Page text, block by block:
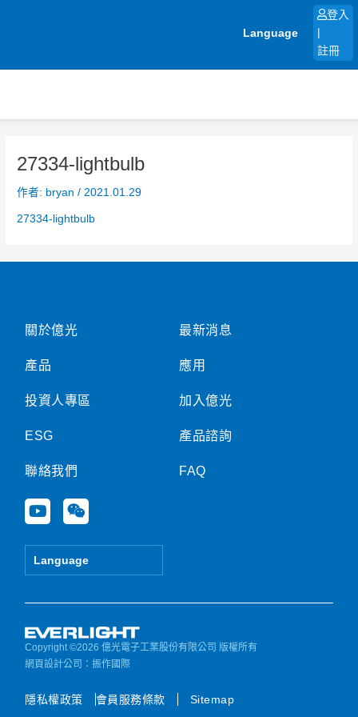
Language
登入
註冊
27334-lightbulb
作者: bryan/ 2021.01.29
27334-lightbulb
關於億光
產品
投資人專區
ESG
聯絡我們
Y
o
u
e
W
e
i
Language
最新消息
應用
加入億光
產品諮詢
FAQ
Copyright ©2026 億光電子工業股份有限公司 版權所有
網頁設計公司 ：振作國際
隱私權政策 會員服務條款 Sitemap